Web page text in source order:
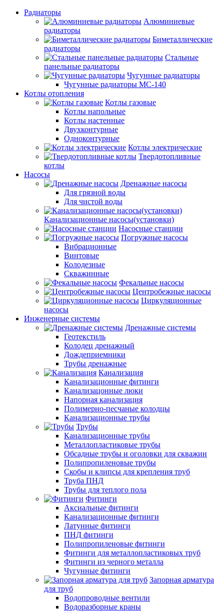
Радиаторы
Алюминиевые
радиаторы
Биметаллические
радиаторы
Стальные
панельные радиаторы
Чугунные радиаторы
Чугунные радиаторы МС-140
Котлы отопления
Котлы газовые
Котлы напольные
Котлы настенные
Двухконтурные
Одноконтурные
Котлы электрические
Твердотопливные
котлы
Насосы
Дренажные насосы
Для грязной воды
Для чистой воды
Канализационные насосы(установки)
Насосные станции
Погружные насосы
Вибрационные
Винтовые
Колодезные
Скважинные
Фекальные насосы
Центробежные насосы
Циркуляционные
насосы
Инженерные системы
Дренажные системы
Геотекстиль
Колодец дренажный
Дождеприемники
Трубы дренажные
Канализация
Канализационные фитинги
Канализацонные люки
Напорная канализация
Полимерно-песчаные колодцы
Канализационные трубы
Трубы
Канализационные трубы
Металлопластиковые трубы
Обсадные трубы и оголовки для скважин
Полипропиленовые трубы
Скобы и клипсы для крепления труб
Труба ПНД
Трубы для теплого пола
Фитинги
Аксиальные фитинги
Канализационные фитинги
Латунные фитинги
ПНД фитинги
Полипропиленовые фитинги
Фитинги для металлопластиковых труб
Фитинги из черного металла
Чугунные фитинги
Запорная арматура
для труб
Водопроводные вентили
Водоразборные краны